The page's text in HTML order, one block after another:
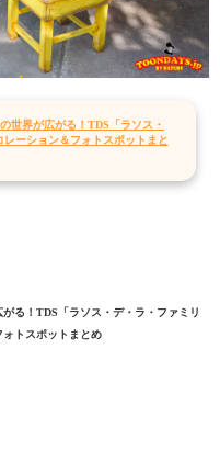
世界が広がる！TDS「ラソス・
ーション＆フォトスポットまと
る！TDS「ラソス・デ・ラ・ファミリ
ォトスポットまとめ